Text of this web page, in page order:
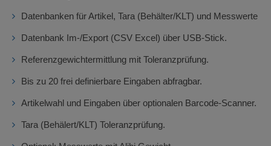
Datenbanken für Artikel, Tara (Behälter/KLT) und Messwerte
Datenbank Im-/Export (CSV Excel) über USB-Stick.
Referenzgewichtermittlung mit Toleranzprüfung.
Bis zu 20 frei definierbare Eingaben abfragbar.
Artikelwahl und Eingaben über optionalen Barcode-Scanner.
Tara (Behälert/KLT) Toleranzprüfung.